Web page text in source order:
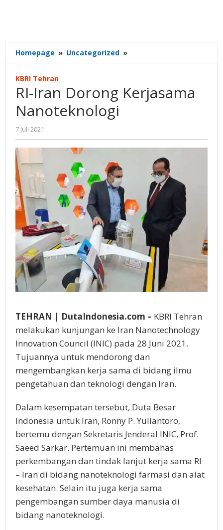
Homepage » Uncategorized »
Iran
Nanoteknologi
KBRI Tehran
RI-Iran Dorong Kerjasama
Nanoteknologi
7 Juli 2021
Gatot
Susanto
TEHRAN | DutaIndonesia.com – KBRI Tehran
melakukan kunjungan ke Iran Nanotechnology
Innovation Council (INIC) pada 28 Juni 2021.
Tujuannya untuk mendorong dan
mengembangkan kerja sama di bidang ilmu
pengetahuan dan teknologi dengan Iran.
Dalam kesempatan tersebut, Duta Besar
Indonesia untuk Iran, Ronny P. Yuliantoro,
bertemu dengan Sekretaris Jenderal INIC, Prof.
Saeed Sarkar. Pertemuan ini membahas
perkembangan dan tindak lanjut kerja sama RI
– Iran di bidang nanoteknologi farmasi dan alat
kesehatan. Selain itu juga kerja sama
pengembangan sumber daya manusia di
bidang nanoteknologi.